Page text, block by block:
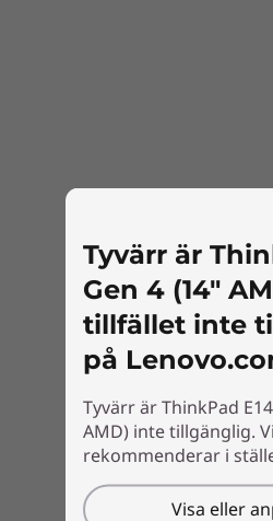
Förbered dig på en
Tyvärr är
Gen 4 (14"
tillfället inte
på
Tyvärr är ThinkPad
AMD) inte tillgänglig. Vi
rekommenderar i
Visa eller